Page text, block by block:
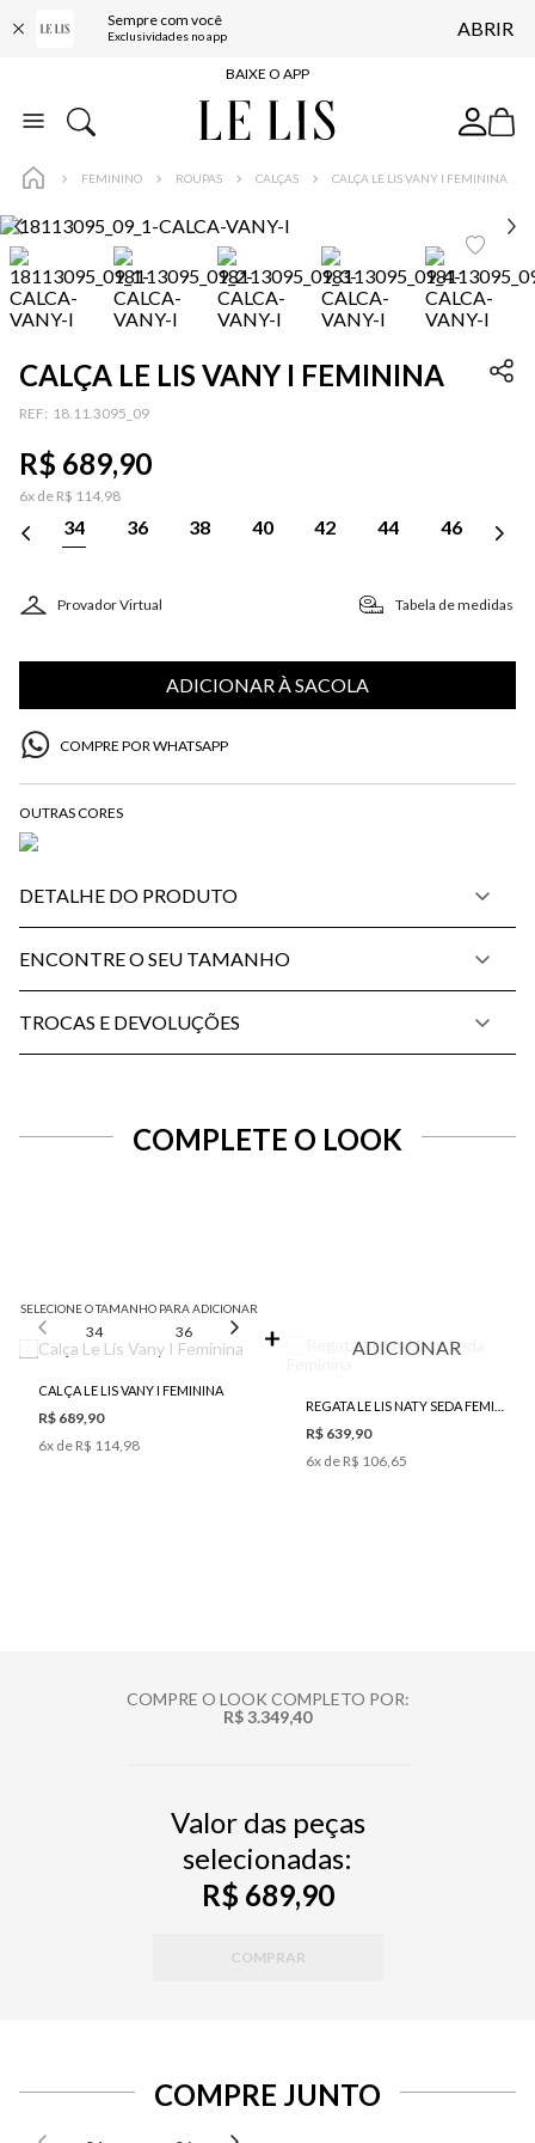
Sempre com você
Exclusividades no app ABRIR
FRETE GRÁTIS*
BAIXE O APP
10% OFF NA PRIMEIRA COMPRA*
FRETE GRÁTIS*
BAIXE O APP
10% OFF NA PRIMEIRA COMPRA*
FEMININO ROUPAS CALÇAS CALÇA LE LIS VANY I FEMININA
CALÇA LE LIS VANY I FEMININA
: 18.11.3095_09
R$ 689,90
6x de R$ 114,98
34 36 38 40 42 44 46
Provador Virtual Tabela de medidas
ADICIONAR À SACOLA
COMPRE POR WHATSAPP
DETALHE DO PRODUTO
ENCONTRE O SEU TAMANHO
TROCAS E DEVOLUÇÕES
COMPLETE O LOOK
SELECIONE O TAMANHO PARA ADICIONAR
34 36 38
CALÇA LE LIS VANY I FEMININA
R$ 689,90
6x de R$ 114,98
ADICIONAR
R$ 639,90
6x de R$ 106,65
COMPRE O LOOK COMPLETO POR:
R$ 3.349,40
Valor das peças
selecionadas:
R$ 689,90
COMPRAR
COMPRE JUNTO